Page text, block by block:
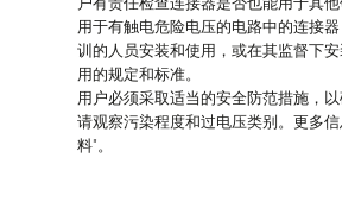
用于有触电危险电压的电路中的连接
训的人员安装和使用，或在其监督下
用的规定和标准。
用户必须采取适当的安全防范措施，
请观察污染程度和过电压类别。更多
料"。